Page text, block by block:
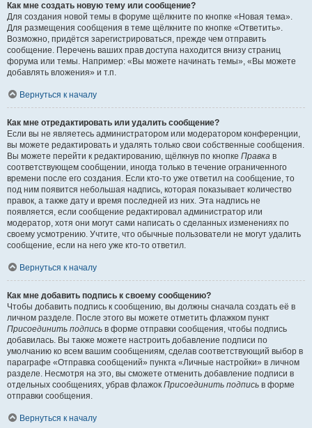
Как мне создать новую тему или сообщение?
Для создания новой темы в форуме щёлкните по кнопке «Новая тема».
Для размещения сообщения в теме щёлкните по кнопке «Ответить».
Возможно, придётся зарегистрироваться, прежде чем отправить
сообщение. Перечень ваших прав доступа находится внизу страниц
форума или темы. Например: «Вы можете начинать темы», «Вы можете
добавлять вложения» и т.п.
Вернуться к началу
Как мне отредактировать или удалить сообщение?
Если вы не являетесь администратором или модератором конференции,
вы можете редактировать и удалять только свои собственные сообщения.
Вы можете перейти к редактированию, щёлкнув по кнопке Правка в
соответствующем сообщении, иногда только в течение ограниченного
времени после его создания. Если кто-то уже ответил на сообщение, то
под ним появится небольшая надпись, которая показывает количество
правок, а также дату и время последней из них. Эта надпись не
появляется, если сообщение редактировал администратор или
модератор, хотя они могут сами написать о сделанных изменениях по
своему усмотрению. Учтите, что обычные пользователи не могут удалить
сообщение, если на него уже кто-то ответил.
Вернуться к началу
Как мне добавить подпись к своему сообщению?
Чтобы добавить подпись к сообщению, вы должны сначала создать её в
личном разделе. После этого вы можете отметить флажком пункт
Присоединить подпись в форме отправки сообщения, чтобы подпись
добавилась. Вы также можете настроить добавление подписи по
умолчанию ко всем вашим сообщениям, сделав соответствующий выбор в
параграфе «Отправка сообщений» пункта «Личные настройки» в личном
разделе. Несмотря на это, вы сможете отменить добавление подписи в
отдельных сообщениях, убрав флажок Присоединить подпись в форме
отправки сообщения.
Вернуться к началу